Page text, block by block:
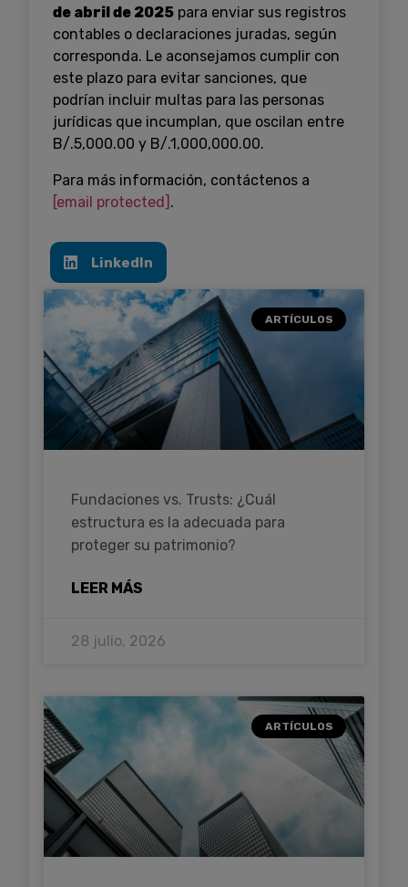
de abril de 2025 para enviar sus registros
contables o declaraciones juradas, según
corresponda. Le aconsejamos cumplir con
este plazo para evitar sanciones, que
podrían incluir multas para las personas
jurídicas que incumplan, que oscilan entre
B/.5,000.00 y B/.1,000,000.00.
Para más información, contáctenos a
[email protected] .
LinkedIn
ARTÍCULOS
Fundaciones vs. Trusts: ¿Cuál
estructura es la adecuada para
proteger su patrimonio?
LEER MÁS
28 julio, 2026
ARTÍCULOS